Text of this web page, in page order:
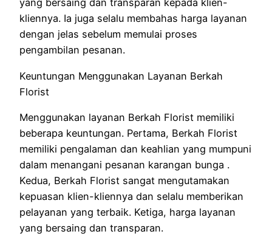
yang bersaing dan transparan kepada klien-
kliennya. Ia juga selalu membahas harga layanan
dengan jelas sebelum memulai proses
pengambilan pesanan.
Keuntungan Menggunakan Layanan Berkah
Florist
Menggunakan layanan Berkah Florist memiliki
beberapa keuntungan. Pertama, Berkah Florist
memiliki pengalaman dan keahlian yang mumpuni
dalam menangani pesanan karangan bunga .
Kedua, Berkah Florist sangat mengutamakan
kepuasan klien-kliennya dan selalu memberikan
pelayanan yang terbaik. Ketiga, harga layanan
yang bersaing dan transparan.